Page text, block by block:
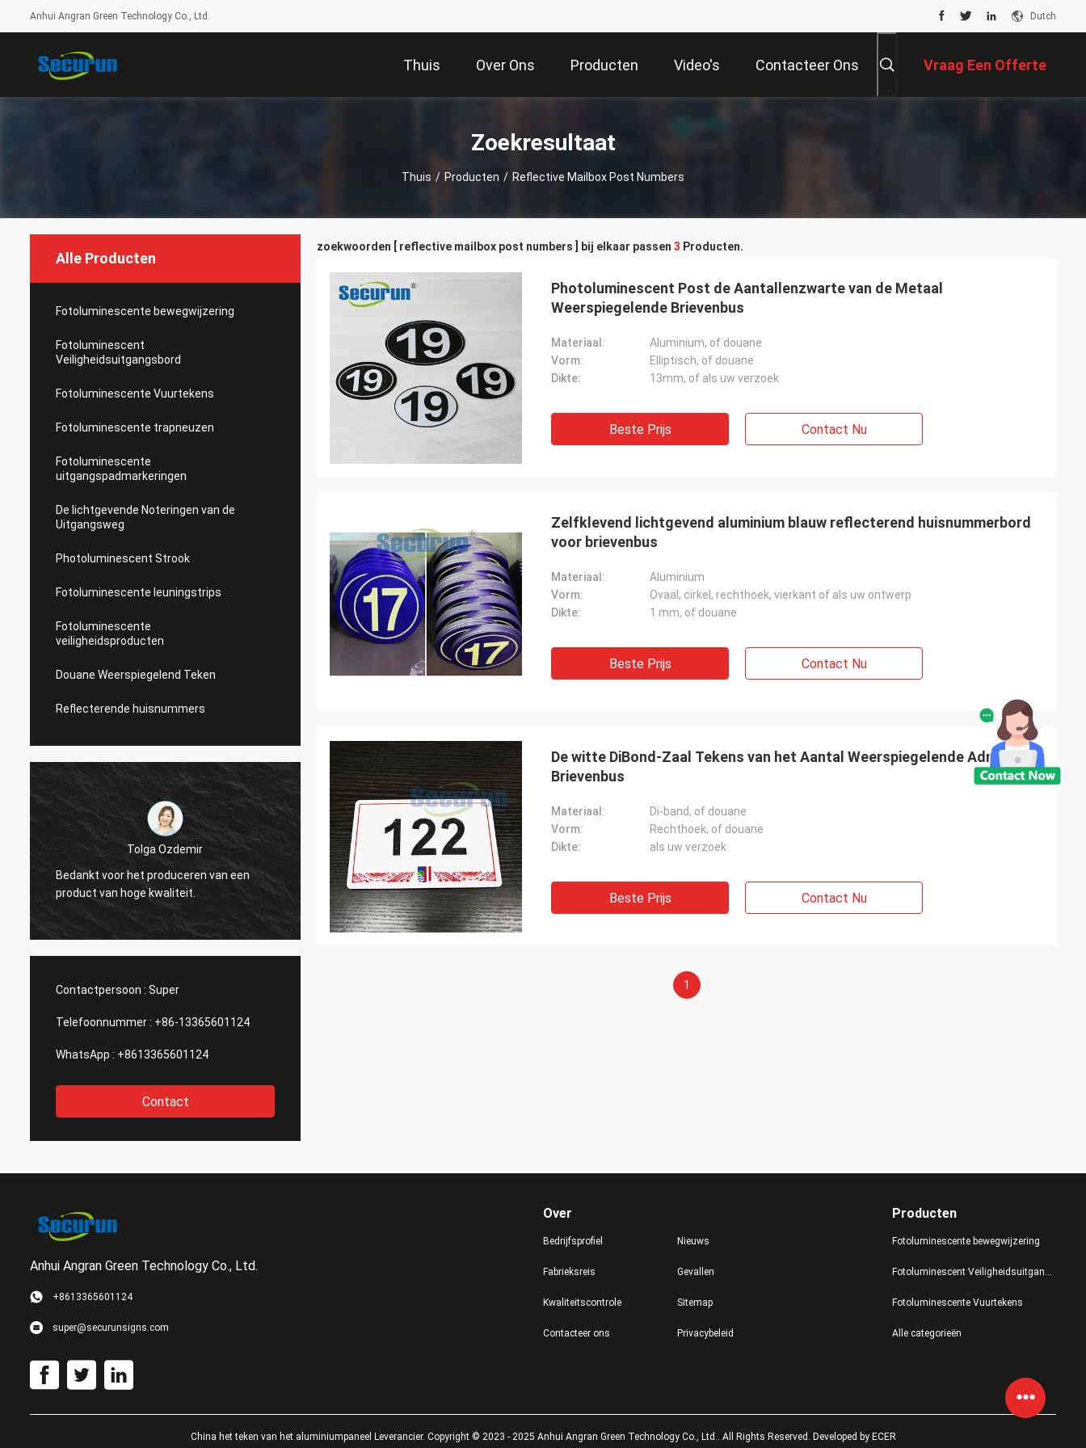
Anhui Angran Green Technology Co., Ltd. Dutch
Thuis Over Ons Producten Video's Contacteer Ons Vraag Een Offerte
Zoekresultaat
Thuis / Producten / Reflective Mailbox Post Numbers
Alle Producten
Fotoluminescente bewegwijzering
Fotoluminescent
Veiligheidsuitgangsbord
Fotoluminescente Vuurtekens
Fotoluminescente trapneuzen
Fotoluminescente
uitgangspadmarkeringen
De lichtgevende Noteringen van de
Uitgangsweg
Photoluminescent Strook
Fotoluminescente leuningstrips
Fotoluminescente
veiligheidsproducten
Douane Weerspiegelend Teken
Reflecterende huisnummers
Tolga Ozdemir
Bedankt voor het produceren van een
product van hoge kwaliteit.
Achtervolg Maccini
Perfect - het product is precies wat ik
nodig heb
Dev Shu
werk met!
Contactpersoon : Super
Telefoonnummer : +86-13365601124
WhatsApp : +8613365601124
Contact
zoekwoorden [ reflective mailbox post numbers ] bij elkaar passen 3 Producten.
Photoluminescent Post de Aantallenzwarte van de Metaal
Weerspiegelende Brievenbus
Materiaal:
Aluminium, of douane
Vorm:
Elliptisch, of douane
Dikte:
13mm, of als uw verzoek
Beste Prijs Contact Nu
Zelfklevend lichtgevend aluminium blauw reflecterend huisnummerbord
voor brievenbus
Materiaal:
Aluminium
Vorm:
Ovaal, cirkel, rechthoek, vierkant of als uw ontwerp
Dikte:
1 mm, of douane
Beste Prijs Contact Nu
De witte DiBond-Zaal Tekens van het Aantal Weerspiegelende Adres voor
Brievenbus
Materiaal:
Di-band, of douane
Vorm:
Rechthoek, of douane
Dikte:
als uw verzoek
Beste Prijs Contact Nu
1
Anhui Angran Green Technology Co., Ltd.
+8613365601124
super@securunsigns.com
Over
Bedrijfsprofiel
Fabrieksreis
Kwaliteitscontrole
Contacteer ons
Nieuws
Gevallen
Sitemap
Privacybeleid
Producten
Fotoluminescente bewegwijzering
Fotoluminescent Veiligheidsuitgangsbord
Fotoluminescente Vuurtekens
Alle categorieën
China het teken van het aluminiumpaneel Leverancier. Copyright © 2023 - 2025 Anhui Angran Green Technology Co., Ltd.. All Rights Reserved. Developed by ECER